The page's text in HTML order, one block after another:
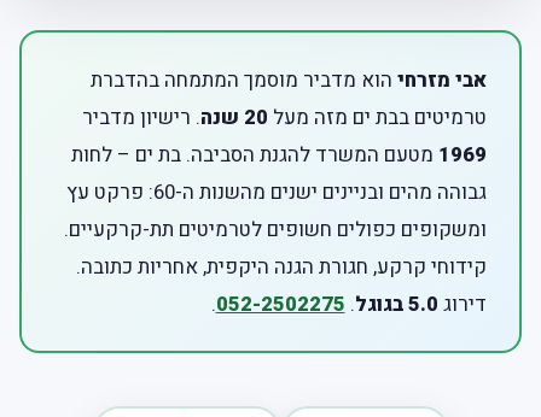
אבי מזרחי הוא מדביר מוסמך המתמחה בהדברת
טרמיטים בבת ים מזה מעל 20 שנה
. רישיון מדביר
1969 מטעם המשרד להגנת הסביבה. בת ים – לחות
גבוהה מהים ובניינים ישנים מהשנות ה-60: פרקט עץ
ומשקופים כפולים חשופים לטרמיטים תת-קרקעיים.
קידוחי קרקע, חגורת הגנה היקפית, אחריות כתובה.
דירוג 5.0 בגוגל .
052-2502275
.